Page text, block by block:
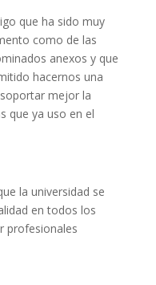
que ha sido muy
como de las
anexos y que
hacernos una
mejor la
que ya uso en el
la universidad se
en todos los
profesionales